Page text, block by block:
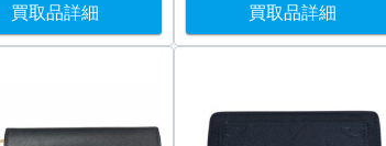
買取品詳細 買取品詳細